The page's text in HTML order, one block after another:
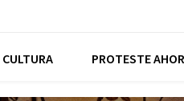
CULTURA PROTESTE